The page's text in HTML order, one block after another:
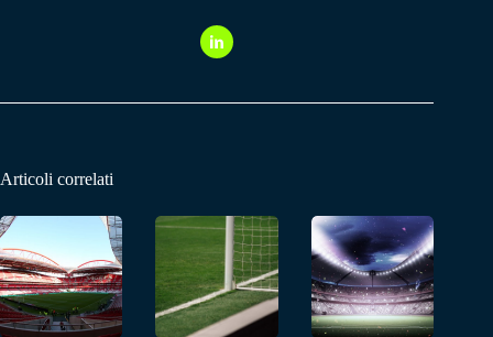
Articoli correlati